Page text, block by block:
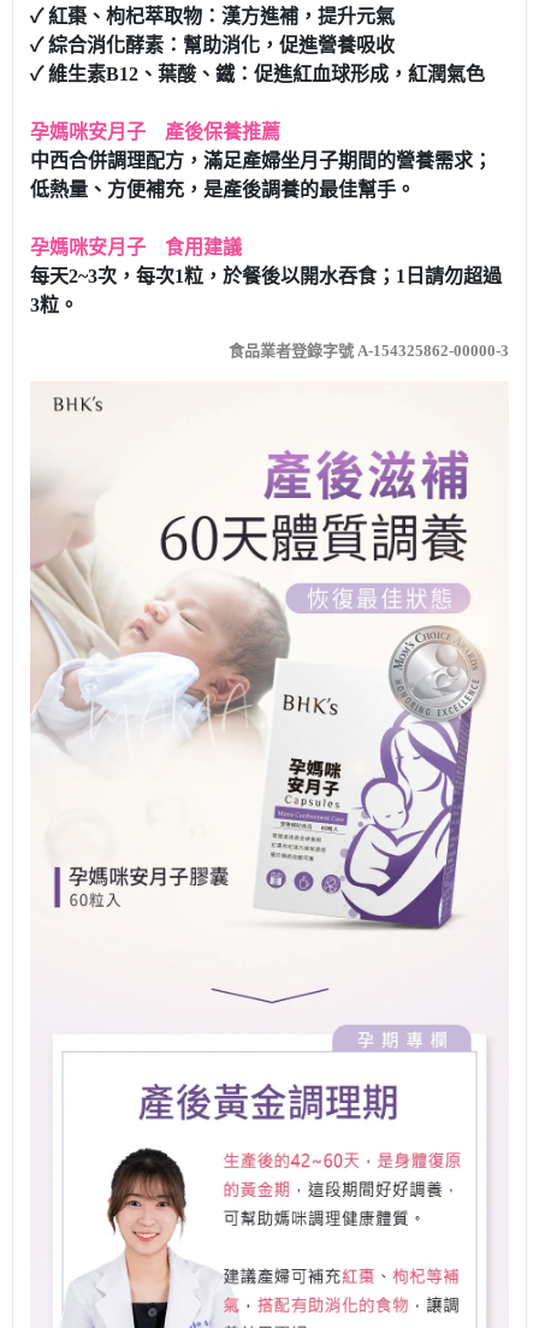
✓ 紅棗、枸杞萃取物：漢方進補，提升元氣
✓ 綜合消化酵素：幫助消化，促進營養吸收
✓ 維生素B12、葉酸、鐵：促進紅血球形成，紅潤氣色
孕媽咪安月子 產後保養推薦
中西合併調理配方，滿足產婦坐月子期間的營養需求；
低熱量、方便補充，是產後調養的最佳幫手。
孕媽咪安月子 食用建議
每天2~3次，每次1粒，於餐後以開水吞食；1日請勿超過
3粒。
食品業者登錄字號 A-154325862-00000-3